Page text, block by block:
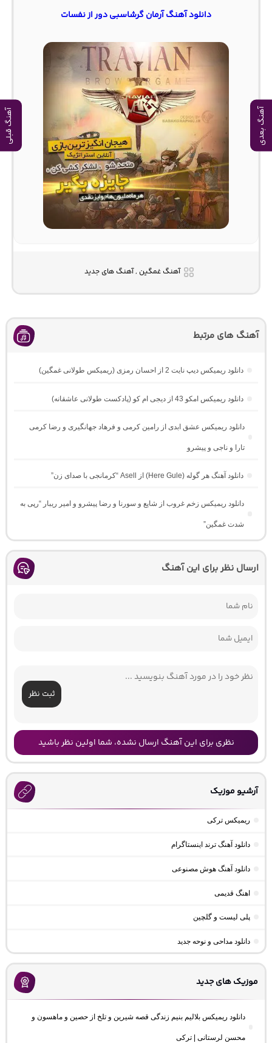
آهنگ بعدی آهنگ قبلی
دانلود آهنگ آرمان گرشاسبی دور از نفسات
آهنگ غمگین , آهنگ های جدید
آهنگ های مرتبط
دانلود ریمیکس دیپ نایت 2 از احسان رمزی (ریمیکس طولانی غمگین)
دانلود ریمیکس امکو 43 از دیجی ام کو (پادکست طولانی عاشقانه)
دانلود ریمیکس عشق ابدی از رامین کرمی و فرهاد جهانگیری و رضا کرمی
تارا و ناجی و پیشرو
دانلود آهنگ هر گوله (Here Gule) از Asell “کرمانجی با صدای زن”
دانلود ریمیکس زخم غروب از شایع و سورنا و رضا پیشرو و امیر ریبار “رپی به
شدت غمگین”
ارسال نظر برای این آهنگ
ثبت نظر
نظری برای این آهنگ ارسال نشده، شما اولین نظر باشید
آرشیو موزیک
ریمیکس ترکی
دانلود آهنگ ترند اینستاگرام
دانلود آهنگ هوش مصنوعی
اهنگ قدیمی
پلی لیست و گلچین
دانلود مداحی و نوحه جدید
موزیک های جدید
دانلود ریمیکس بلالیم بنیم زندگی قصه شیرین و تلخ از حصین و ماهسون و
محسن لرستانی | ترکی